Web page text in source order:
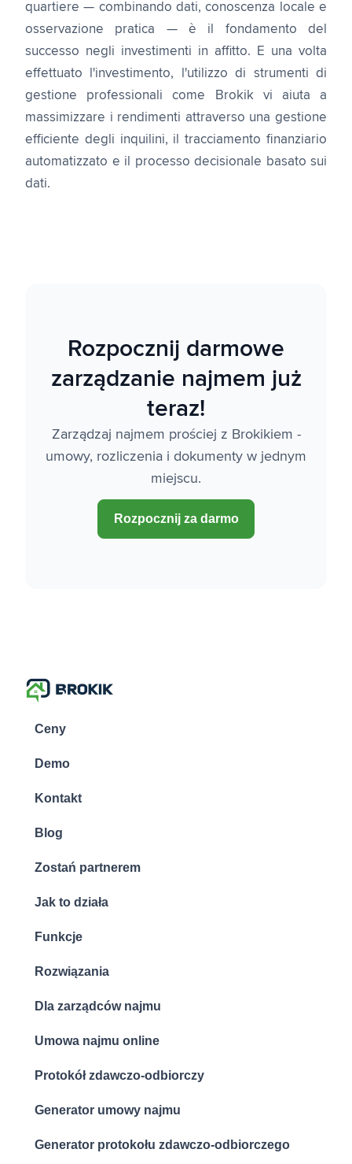
quartiere — combinando dati, conoscenza locale e
osservazione pratica — è il fondamento del
successo negli investimenti in affitto. E una volta
effettuato l'investimento, l'utilizzo di strumenti di
gestione professionali come Brokik vi aiuta a
massimizzare i rendimenti attraverso una gestione
efficiente degli inquilini, il tracciamento finanziario
automatizzato e il processo decisionale basato sui
dati.
Rozpocznij darmowe
zarządzanie najmem już
teraz!
Zarządzaj najmem prościej z Brokikiem -
umowy, rozliczenia i dokumenty w jednym
miejscu.
Rozpocznij za darmo
Ceny
Demo
Kontakt
Blog
Zostań partnerem
Jak to działa
Funkcje
Rozwiązania
Dla zarządców najmu
Umowa najmu online
Protokół zdawczo-odbiorczy
Generator umowy najmu
Generator protokołu zdawczo-odbiorczego